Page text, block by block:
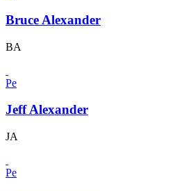
Bruce Alexander
BA
Pe
Jeff Alexander
JA
Pe